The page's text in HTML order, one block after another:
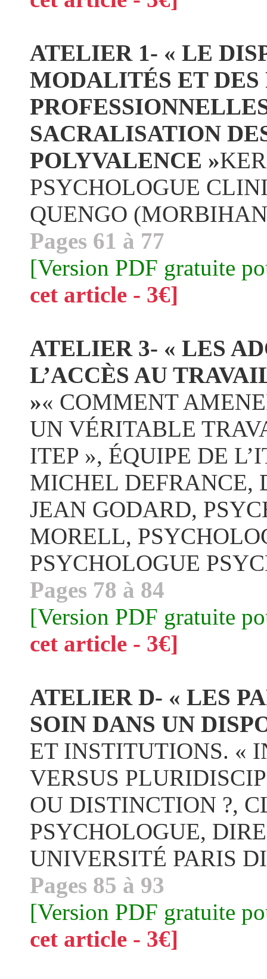
ATELIER 1- « LE
MODALITÉS ET DES
SACRALISATION
POLYVALENCE »
PSYCHOLOGUE
QUENGO
Pages 61 à 77
[Version PDF gratuite
cet article - 3€]
ATELIER 3- « LES
L’ACCÈS AU
»« COMMENT
UN VÉRITABLE
ITEP », ÉQUIPE DE
MICHEL DEFRANCE,
JEAN GODARD,
MORELL,
PSYCHOLOGUE
Pages 78 à 84
[Version PDF gratuite
cet article - 3€]
ATELIER D- « LES
SOIN DANS UN
ET INSTITUTIONS. «
VERSUS
OU DISTINCTION ?,
PSYCHOLOGUE,
UNIVERSITÉ PARIS
Pages 85 à 93
[Version PDF gratuite
cet article - 3€]